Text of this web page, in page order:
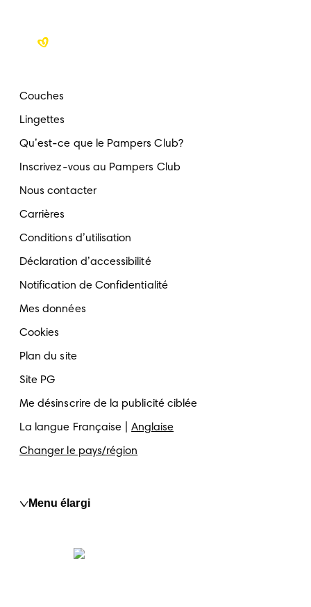
Couches
Lingettes
Qu’est-ce que le Pampers Club?
Inscrivez-vous au Pampers Club
Nous contacter
Carrières
Conditions d’utilisation
Déclaration d’accessibilité
Notification de Confidentialité
Mes données
Cookies
Plan du site
Site PG
Me désinscrire de la publicité ciblée
La langue Française Anglaise
Changer le pays/région
Menu élargi